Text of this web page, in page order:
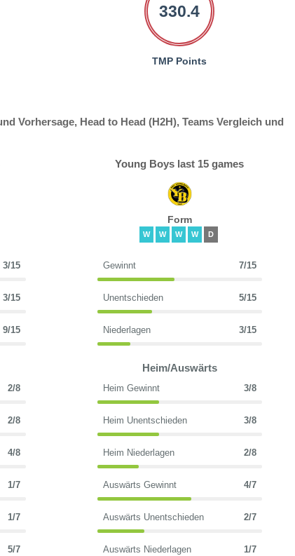
330.4
TMP Points
Vorhersage, Head to Head (H2H), Teams Vergleich und
3/15
3/15
9/15
2/8
2/8
4/8
1/7
1/7
5/7
Young Boys last 15 games
Form
W W W W D
Gewinnt 7/15
Unentschieden 5/15
Niederlagen 3/15
Heim/Auswärts
Heim Gewinnt 3/8
Heim Unentschieden 3/8
Heim Niederlagen 2/8
Auswärts Gewinnt 4/7
Auswärts Unentschieden 2/7
Auswärts Niederlagen 1/7